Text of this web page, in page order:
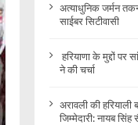
अत्याधुनिक जर्मन
साईबर सिटीवासी
हरियाणा के मुद्दों पर
ने की चर्चा
अरावली की
जिम्मेदारी: नायब सिंह